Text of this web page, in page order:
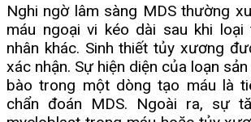
Nghi ngờ lâm sàng MDS thường
máu ngoại vi kéo dài sau khi loại
nhân khác. Sinh thiết tủy xương
xác nhận. Sự hiện diện của loạn
bào trong một dòng tạo máu là
chẩn đoán MDS. Ngoài ra, sự